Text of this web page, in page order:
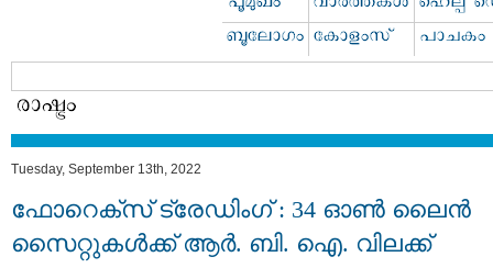
Tuesday, September 13th, 2022
ഫോറെക്‌സ് ട്രേഡിംഗ് : 34 ഓണ്‍ ലൈന്‍
സൈറ്റുകള്‍ക്ക് ആര്‍. ബി. ഐ. വിലക്ക്